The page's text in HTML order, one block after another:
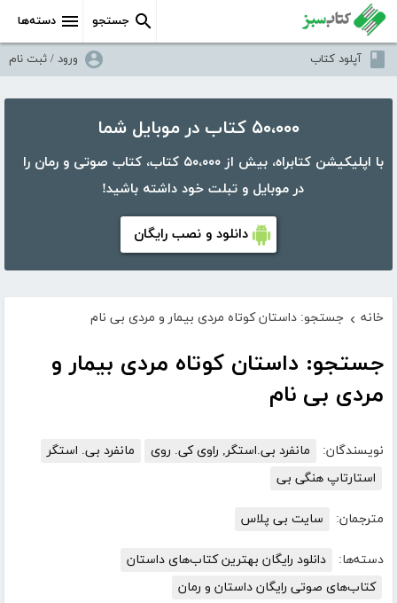
دسته‌ها جستجو
آپلود کتاب ورود / ثبت نام
۵۰،۰۰۰ کتاب در موبایل شما
با اپلیکیشن کتابراه، بیش از ۵۰،۰۰۰ کتاب، کتاب صوتی و رمان را
در موبایل و تبلت خود داشته باشید!
دانلود و نصب رایگان
خانه › جستجو: داستان کوتاه مردی بیمار و مردی بی نام
جستجو: داستان کوتاه مردی بیمار و
مردی بی نام
نویسندگان: مانفرد بی.استگر, راوی کی. روی
مانفرد بی. استگر
استارتاپ هنگی بی
مترجمان: سایت بی پلاس
دسته‌ها:
دانلود رایگان بهترین کتاب‌های داستان
کتاب‌های صوتی رایگان داستان و رمان